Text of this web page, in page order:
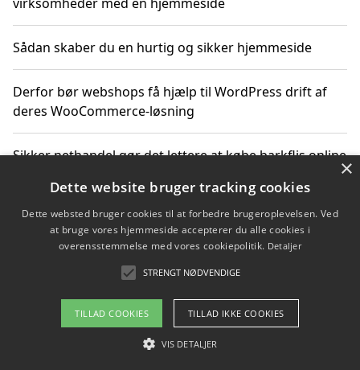
Sådan skaber du en hurtig og sikker hjemmeside
Derfor bør webshops få hjælp til WordPress drift af
deres WooCommerce-løsning
Sikker nethandel gør det lettere at købe barkflis online
Ting du bør vide før du vælger webbureau i Aarhus
Copyright 2026 - Pilanto Aps
Om / kontakt
Blog Betingelser
×
Dette website bruger tracking cookies
Dette websted bruger cookies til at forbedre brugeroplevelsen. Ved
at bruge vores hjemmeside accepterer du alle cookies i
overensstemmelse med vores cookiepolitik. Detaljer
STRENGT NØDVENDIGE
TILLAD COOKIES TILLAD IKKE COOKIES
VIS DETALJER